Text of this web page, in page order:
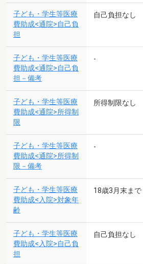
子ども・学生等医療
費助成<通院>自己負
担
自己負担なし
子ども・学生等医療
費助成<通院>自己負
担－備考
-
子ども・学生等医療
費助成<通院>所得制
限
所得制限なし
子ども・学生等医療
費助成<通院>所得制
限－備考
-
子ども・学生等医療
費助成<入院>対象年
齢
18歳3月末まで
子ども・学生等医療
費助成<入院>自己負
担
自己負担なし